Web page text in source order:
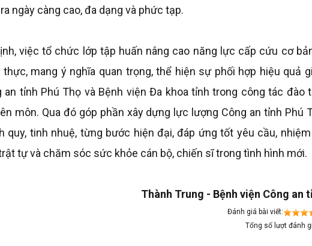
ngày càng cao, đa dạng và phức tạp.
việc tổ chức lớp tập huấn nâng cao năng lực cấp cứu cơ
mang ý nghĩa quan trọng, thể hiện sự phối hợp hiệu quả
an tỉnh Phú Thọ và Bệnh viện Đa khoa tỉnh trong công tác đào
môn. Qua đó góp phần xây dựng lực lượng Công an tỉnh Phú
quy, tinh nhuệ, từng bước hiện đại, đáp ứng tốt yêu cầu,
tự và chăm sóc sức khỏe cán bộ, chiến sĩ trong tình hình mới.
Thành Trung - Bệnh viện Công an
Đánh giá bài viết:
Tổng số lượt đánh